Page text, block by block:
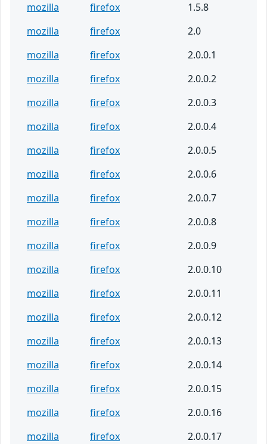
mozilla
firefox
1.5.8
mozilla
firefox
2.0
mozilla
firefox
2.0.0.1
mozilla
firefox
2.0.0.2
mozilla
firefox
2.0.0.3
mozilla
firefox
2.0.0.4
mozilla
firefox
2.0.0.5
mozilla
firefox
2.0.0.6
mozilla
firefox
2.0.0.7
mozilla
firefox
2.0.0.8
mozilla
firefox
2.0.0.9
mozilla
firefox
2.0.0.10
mozilla
firefox
2.0.0.11
mozilla
firefox
2.0.0.12
mozilla
firefox
2.0.0.13
mozilla
firefox
2.0.0.14
mozilla
firefox
2.0.0.15
mozilla
firefox
2.0.0.16
mozilla
firefox
2.0.0.17